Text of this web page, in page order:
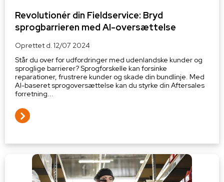
Revolutionér din Fieldservice: Bryd
sprogbarrieren med AI-oversættelse
Oprettet d.12/07 2024
Står du over for udfordringer med udenlandske kunder og
sproglige barrierer? Sprogforskelle kan forsinke
reparationer, frustrere kunder og skade din bundlinje. Med
AI-baseret sprogoversættelse kan du styrke din Aftersales
forretning...